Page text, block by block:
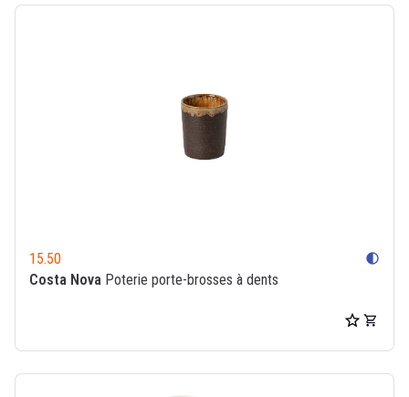
15.50 contrast
Costa Nova Poterie porte-brosses à dents